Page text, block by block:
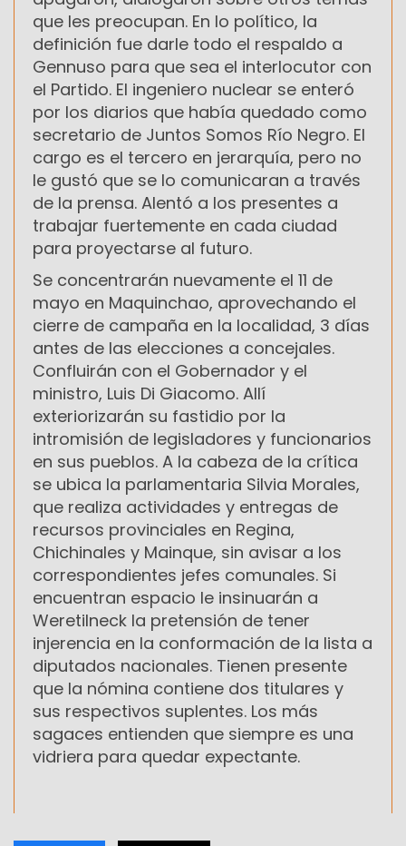
que les preocupan. En lo político, la
definición fue darle todo el respaldo a
Gennuso para que sea el interlocutor con
el Partido. El ingeniero nuclear se enteró
por los diarios que había quedado como
secretario de Juntos Somos Río Negro. El
cargo es el tercero en jerarquía, pero no
le gustó que se lo comunicaran a través
de la prensa. Alentó a los presentes a
trabajar fuertemente en cada ciudad
para proyectarse al futuro.
Se concentrarán nuevamente el 11 de
mayo en Maquinchao, aprovechando el
cierre de campaña en la localidad, 3 días
antes de las elecciones a concejales.
Confluirán con el Gobernador y el
ministro, Luis Di Giacomo. Allí
exteriorizarán su fastidio por la
intromisión de legisladores y funcionarios
en sus pueblos. A la cabeza de la crítica
se ubica la parlamentaria Silvia Morales,
que realiza actividades y entregas de
recursos provinciales en Regina,
Chichinales y Mainque, sin avisar a los
correspondientes jefes comunales. Si
encuentran espacio le insinuarán a
Weretilneck la pretensión de tener
injerencia en la conformación de la lista a
diputados nacionales. Tienen presente
que la nómina contiene dos titulares y
sus respectivos suplentes. Los más
sagaces entienden que siempre es una
vidriera para quedar expectante.